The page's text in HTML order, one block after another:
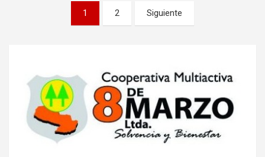
Navegación
1 2 Siguiente